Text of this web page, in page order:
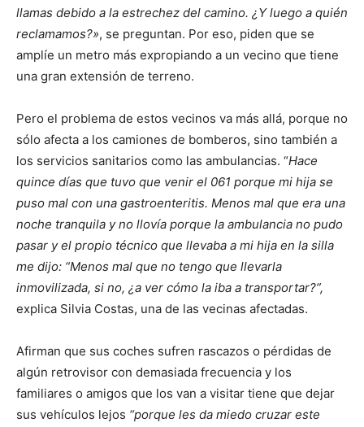
llamas debido a la estrechez del camino. ¿Y luego a quién
reclamamos?», se preguntan. Por eso, piden que se
amplíe un metro más expropiando a un vecino que tiene
una gran extensión de terreno.
Pero el problema de estos vecinos va más allá, porque no
sólo afecta a los camiones de bomberos, sino también a
los servicios sanitarios como las ambulancias. “Hace
quince días que tuvo que venir el 061 porque mi hija se
puso mal con una gastroenteritis. Menos mal que era una
noche tranquila y no llovía porque la ambulancia no pudo
pasar y el propio técnico que llevaba a mi hija en la silla
me dijo: “Menos mal que no tengo que llevarla
inmovilizada, si no, ¿a ver cómo la iba a transportar?”,
explica Silvia Costas, una de las vecinas afectadas.
Afirman que sus coches sufren rascazos o pérdidas de
algún retrovisor con demasiada frecuencia y los
familiares o amigos que los van a visitar tiene que dejar
sus vehículos lejos “porque les da miedo cruzar este